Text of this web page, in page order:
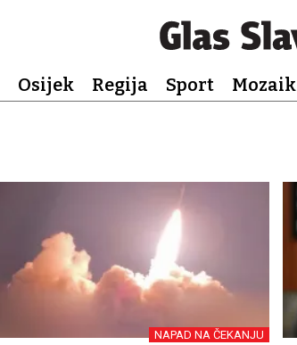
Osijek Regija Sport Mozaik
NAPAD NA ČEKANJU